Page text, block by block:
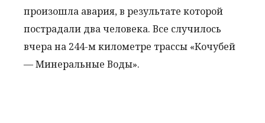
произошла авария, в результате которой
пострадали два человека. Все случилось
вчера на 244-м километре трассы «Кочубей
— Минеральные Воды».